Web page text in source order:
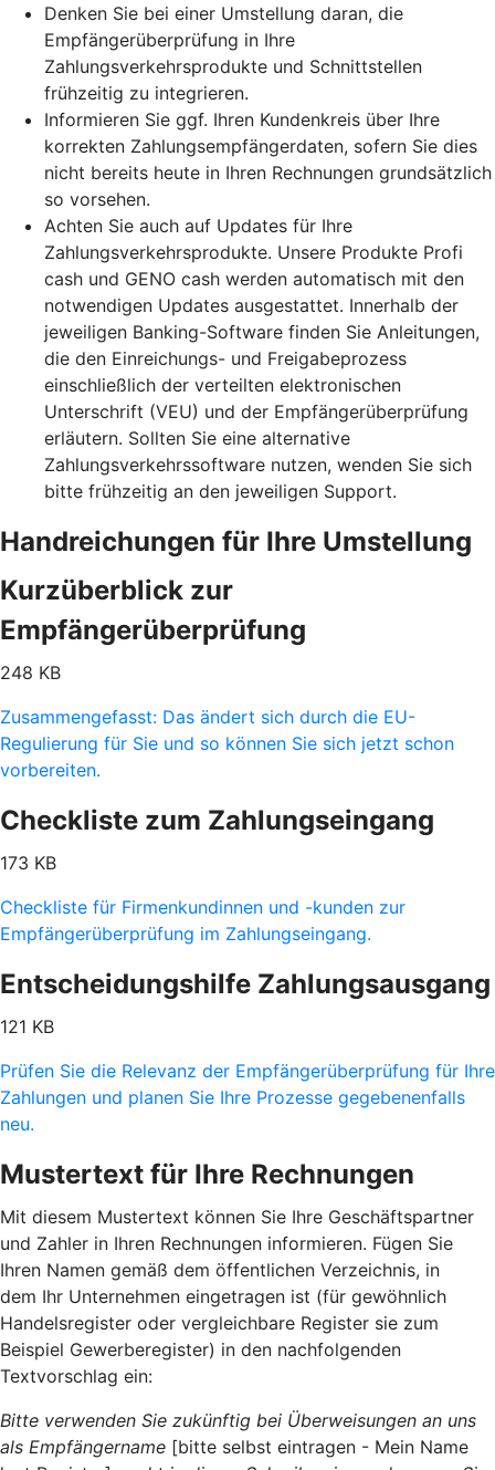
Denken Sie bei einer Umstellung daran, die
Empfängerüberprüfung in Ihre
Zahlungsverkehrsprodukte und Schnittstellen
frühzeitig zu integrieren.
Informieren Sie ggf. Ihren Kundenkreis über Ihre
korrekten Zahlungsempfängerdaten, sofern Sie dies
nicht bereits heute in Ihren Rechnungen grundsätzlich
so vorsehen.
Achten Sie auch auf Updates für Ihre
Zahlungsverkehrsprodukte. Unsere Produkte Profi
cash und GENO cash werden automatisch mit den
notwendigen Updates ausgestattet. Innerhalb der
jeweiligen Banking-Software finden Sie Anleitungen,
die den Einreichungs- und Freigabeprozess
einschließlich der verteilten elektronischen
Unterschrift (VEU) und der Empfängerüberprüfung
erläutern. Sollten Sie eine alternative
Zahlungsverkehrssoftware nutzen, wenden Sie sich
bitte frühzeitig an den jeweiligen Support.
Handreichungen für Ihre Umstellung
Kurzüberblick zur
Empfängerüberprüfung
248 KB
Zusammengefasst: Das ändert sich durch die EU-
Regulierung für Sie und so können Sie sich jetzt schon
vorbereiten.
Checkliste zum Zahlungseingang
173 KB
Checkliste für Firmenkundinnen und -kunden zur
Empfängerüberprüfung im Zahlungseingang.
Entscheidungshilfe Zahlungsausgang
121 KB
Prüfen Sie die Relevanz der Empfängerüberprüfung für Ihre
Zahlungen und planen Sie Ihre Prozesse gegebenenfalls
neu.
Mustertext für Ihre Rechnungen
Mit diesem Mustertext können Sie Ihre Geschäftspartner
und Zahler in Ihren Rechnungen informieren. Fügen Sie
Ihren Namen gemäß dem öffentlichen Verzeichnis, in
dem Ihr Unternehmen eingetragen ist (für gewöhnlich
Handelsregister oder vergleichbare Register sie zum
Beispiel Gewerberegister) in den nachfolgenden
Textvorschlag ein:
Bitte verwenden Sie zukünftig bei Überweisungen an uns
als Empfängername [bitte selbst eintragen - Mein Name